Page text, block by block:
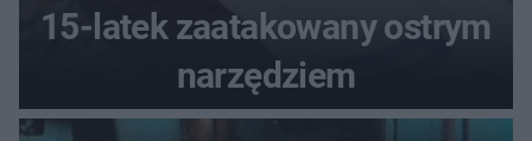
15-latek zaatakowany ostrym
narzędziem